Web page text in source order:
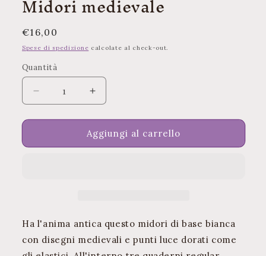
finestra
Prezzo
di
listino
€16,00
Spese di spedizione calcolate al check-out.
Quantità
Quantità
Diminuisci
quantità
per
medievale
Aumenta
quantità
per
Midori
medievale
Aggiungi al carrello
Ha l'anima antica questo midori di base bianca
con disegni medievali e punti luce dorati come